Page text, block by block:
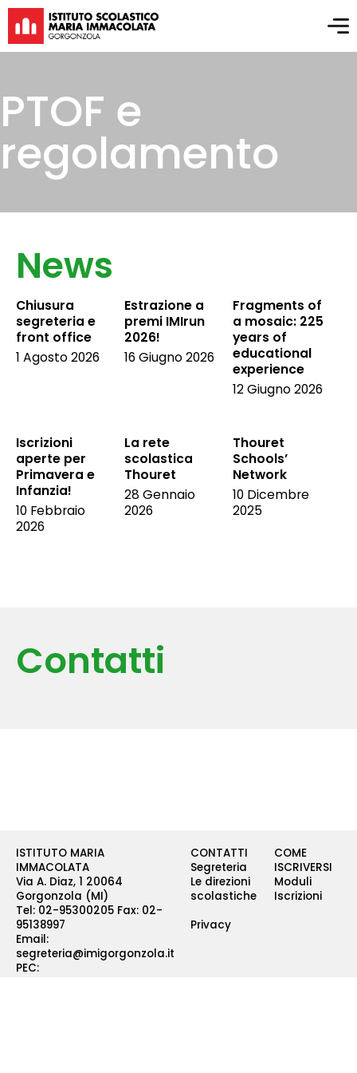
PTOF e
regolamento
News
Chiusura
segreteria e
front office
1 Agosto 2026
Estrazione a
premi IMIrun
2026!
16 Giugno 2026
Fragments of
a mosaic: 225
years of
educational
experience
12 Giugno 2026
Iscrizioni
aperte per
Primavera e
Infanzia!
10 Febbraio
2026
La rete
scolastica
Thouret
28 Gennaio
2026
Thouret
Schools’
Network
10 Dicembre
2025
Contatti
ISTITUTO MARIA
IMMACOLATA
Via A. Diaz, 1 20064
Gorgonzola (MI)
Tel: 02-95300205 Fax: 02-
95138997
Email:
segreteria@imigorgonzola.it
PEC:
CONTATTI
Segreteria
Le direzioni
scolastiche
Privacy
COME
ISCRIVERSI
Moduli
Iscrizioni